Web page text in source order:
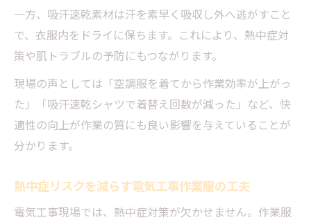
一方、吸汗速乾素材は汗を素早く吸収し外へ逃がすこと
で、衣服内をドライに保ちます。これにより、熱中症対
策や肌トラブルの予防にもつながります。
現場の声としては「空調服を着てから作業効率が上がっ
た」「吸汗速乾シャツで着替え回数が減った」など、快
適性の向上が作業の質にも良い影響を与えていることが
分かります。
熱中症リスクを減らす電気工事作業服の工夫
電気工事現場では、熱中症対策が欠かせません。作業服